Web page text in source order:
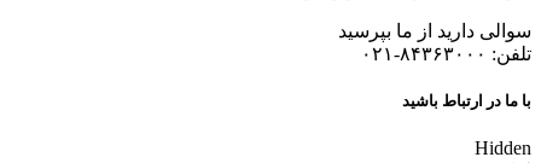
سوالی دارید از ما بپرسید
تلفن: ۸۴۳۶۳۰۰۰-۰۲۱
با ما در ارتباط باشید
Hidden